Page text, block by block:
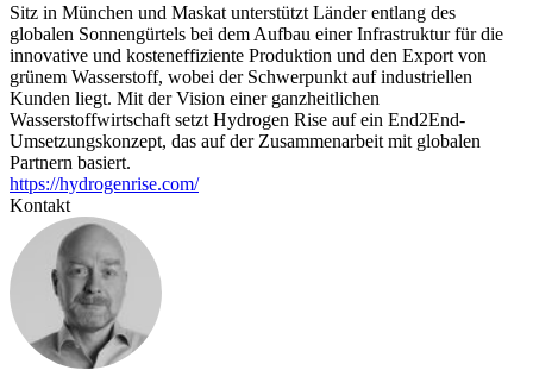
Sitz in München und Maskat unterstützt Länder entlang des
globalen Sonnengürtels bei dem Aufbau einer Infrastruktur für die
innovative und kosteneffiziente Produktion und den Export von
grünem Wasserstoff, wobei der Schwerpunkt auf industriellen
Kunden liegt. Mit der Vision einer ganzheitlichen
Wasserstoffwirtschaft setzt Hydrogen Rise auf ein End2End-
Umsetzungskonzept, das auf der Zusammenarbeit mit globalen
Partnern basiert.
https://hydrogenrise.com/
Kontakt